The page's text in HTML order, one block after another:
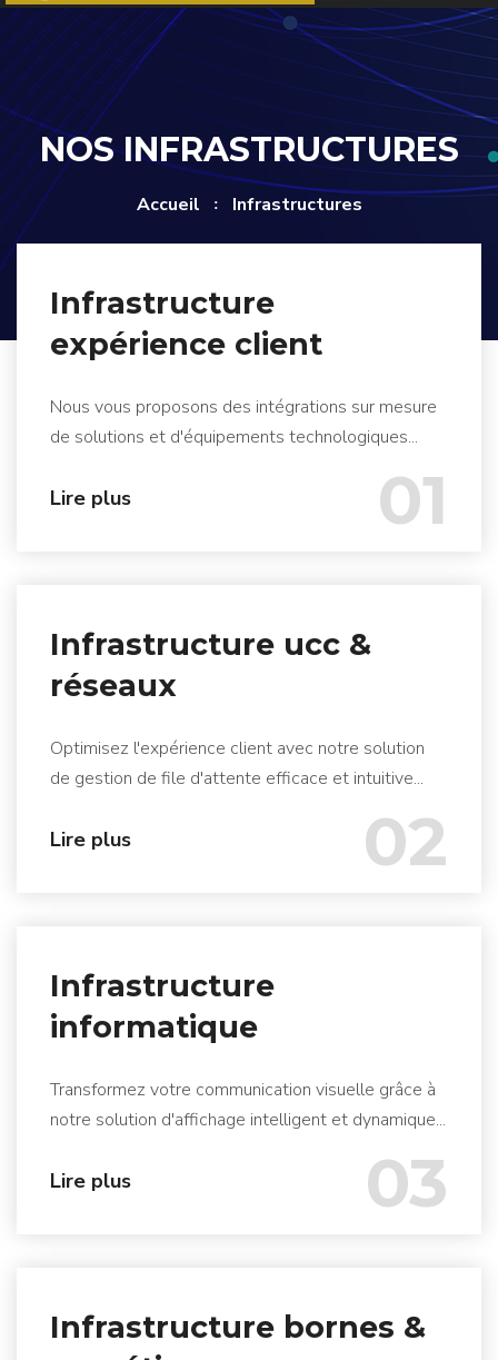
NOS INFRASTRUCTURES
Accueil Infrastructures
01
Infrastructure
expérience client
Nous vous proposons des intégrations sur mesure
de solutions et d'équipements technologiques...
Lire plus
02
Infrastructure ucc &
réseaux
Optimisez l'expérience client avec notre solution
de gestion de file d'attente efficace et intuitive...
Lire plus
03
Infrastructure
informatique
Transformez votre communication visuelle grâce à
notre solution d'affichage intelligent et dynamique...
Lire plus
Infrastructure bornes &